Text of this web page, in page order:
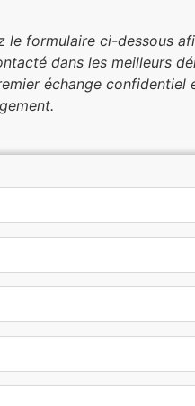
le formulaire ci-dessous
dans les meilleurs
échange confidentiel